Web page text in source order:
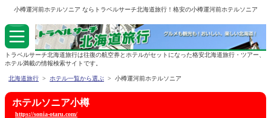
小樽運河前ホテルソニア ならトラベルサーチ北海道旅行！格安の小樽運河前ホテルソニア
トラベルサーチ北海道旅行は往復の航空券とホテルがセットになった格安北海道旅行・ツアー、
ホテル満載の情報検索サイトです。
北海道旅行 > ホテル一覧から選ぶ > 小樽運河前ホテルソニア
ホテルソニア小樽
https://sonia-otaru.com/